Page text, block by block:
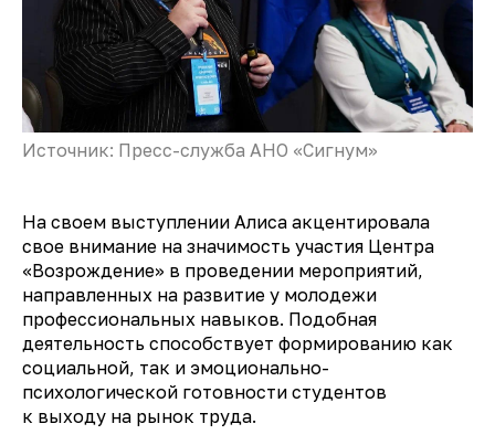
Источник: Пресс-служба АНО «Сигнум»
На своем выступлении Алиса акцентировала
свое внимание на значимость участия Центра
«Возрождение» в проведении мероприятий,
направленных на развитие у молодежи
профессиональных навыков. Подобная
деятельность способствует формированию как
социальной, так и эмоционально-
психологической готовности студентов
к выходу на рынок труда.